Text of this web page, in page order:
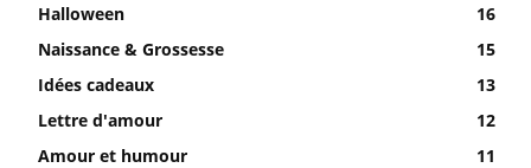
Halloween
16
Naissance & Grossesse
15
Idées cadeaux
13
Lettre d'amour
12
Amour et humour
11